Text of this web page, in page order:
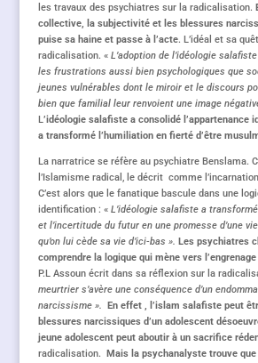
les travaux des psychiatres sur la radicalisation.
collective, la subjectivité et les blessures
puise sa haine et passe à l’acte. L’idéal et sa
radicalisation. « L’adoption de l’idéologie
les frustrations aussi bien psychologiques que
jeunes vulnérables dont le miroir et le discours
bien que familial leur renvoient une image
L’idéologie salafiste a consolidé l’appartenance
a transformé l’humiliation en fierté d’être
La narratrice se réfère au psychiatre Benslama.
l’Islamisme radical, le décrit comme
C’est alors que le fanatique bascule dans une
identification : « L’idéologie salafiste a
et l’incertitude du futur en une promesse d’une
qu’on lui cède sa vie d’ici-bas ». Les psychiatres
comprendre la logique qui mène vers
P.L Assoun écrit dans sa réflexion sur la
meurtrier s’avère une conséquence d’un
narcissisme ». En effet , l’islam salafiste peut
blessures narcissiques d’un adolescent
jeune adolescent peut aboutir à un sacrifice
radicalisation. Mais la psychanalyste trouve que